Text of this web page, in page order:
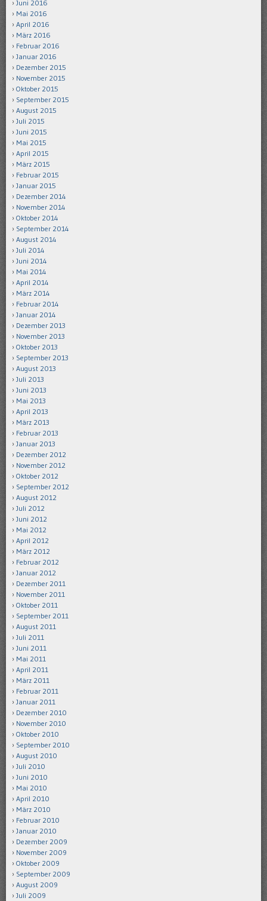
Juni 2016
Mai 2016
April 2016
März 2016
Februar 2016
Januar 2016
Dezember 2015
November 2015
Oktober 2015
September 2015
August 2015
Juli 2015
Juni 2015
Mai 2015
April 2015
März 2015
Februar 2015
Januar 2015
Dezember 2014
November 2014
Oktober 2014
September 2014
August 2014
Juli 2014
Juni 2014
Mai 2014
April 2014
März 2014
Februar 2014
Januar 2014
Dezember 2013
November 2013
Oktober 2013
September 2013
August 2013
Juli 2013
Juni 2013
Mai 2013
April 2013
März 2013
Februar 2013
Januar 2013
Dezember 2012
November 2012
Oktober 2012
September 2012
August 2012
Juli 2012
Juni 2012
Mai 2012
April 2012
März 2012
Februar 2012
Januar 2012
Dezember 2011
November 2011
Oktober 2011
September 2011
August 2011
Juli 2011
Juni 2011
Mai 2011
April 2011
März 2011
Februar 2011
Januar 2011
Dezember 2010
November 2010
Oktober 2010
September 2010
August 2010
Juli 2010
Juni 2010
Mai 2010
April 2010
März 2010
Februar 2010
Januar 2010
Dezember 2009
November 2009
Oktober 2009
September 2009
August 2009
Juli 2009